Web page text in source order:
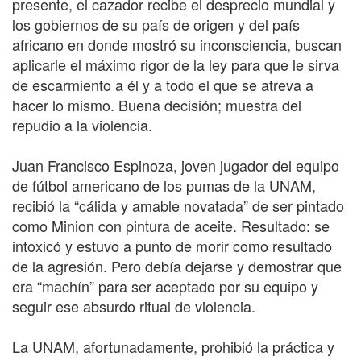
los gobiernos de su país de origen y del país
africano en donde mostró su inconsciencia, buscan
aplicarle el máximo rigor de la ley para que le sirva
de escarmiento a él y a todo el que se atreva a
hacer lo mismo. Buena decisión; muestra del
repudio a la violencia.
Juan Francisco Espinoza, joven jugador del equipo
de fútbol americano de los pumas de la UNAM,
recibió la “cálida y amable novatada” de ser pintado
como Minion con pintura de aceite. Resultado: se
intoxicó y estuvo a punto de morir como resultado
de la agresión. Pero debía dejarse y demostrar que
era “machín” para ser aceptado por su equipo y
seguir ese absurdo ritual de violencia.
La UNAM, afortunadamente, prohibió la práctica y